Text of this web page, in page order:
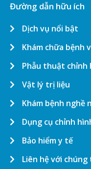
Đường dẫn hữu ích
Dịch vụ nổi bật
Khám chữa bệnh
Phẫu thuật chỉnh
Vật lý trị liệu
Khám bệnh nghề
Dụng cụ chỉnh
Bảo hiểm y tế
Liên hệ với chúng